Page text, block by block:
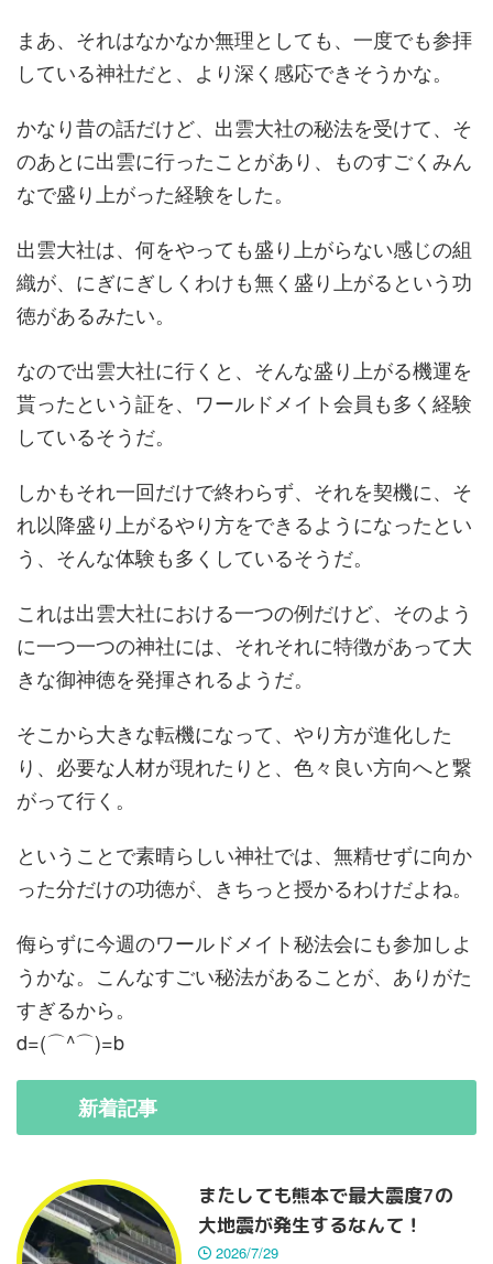
まあ、それはなかなか無理としても、一度でも参拝
している神社だと、より深く感応できそうかな。
かなり昔の話だけど、出雲大社の秘法を受けて、そ
のあとに出雲に行ったことがあり、ものすごくみん
なで盛り上がった経験をした。
出雲大社は、何をやっても盛り上がらない感じの組
織が、にぎにぎしくわけも無く盛り上がるという功
徳があるみたい。
なので出雲大社に行くと、そんな盛り上がる機運を
貰ったという証を、ワールドメイト会員も多く経験
しているそうだ。
しかもそれ一回だけで終わらず、それを契機に、そ
れ以降盛り上がるやり方をできるようになったとい
う、そんな体験も多くしているそうだ。
これは出雲大社における一つの例だけど、そのよう
に一つ一つの神社には、それそれに特徴があって大
きな御神徳を発揮されるようだ。
そこから大きな転機になって、やり方が進化した
り、必要な人材が現れたりと、色々良い方向へと繋
がって行く。
ということで素晴らしい神社では、無精せずに向か
った分だけの功徳が、きちっと授かるわけだよね。
侮らずに今週のワールドメイト秘法会にも参加しよ
うかな。こんなすごい秘法があることが、ありがた
すぎるから。
d=(⌒^⌒)=b
新着記事
またしても熊本で最大震度7の
大地震が発生するなんて！
2026/7/29